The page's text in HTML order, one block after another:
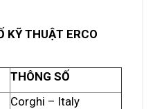
KỸ THUẬT ERCO
THÔNG SỐ
Corghi – Italy